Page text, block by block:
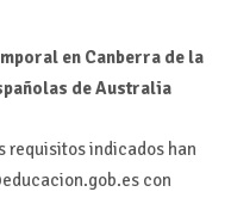
en Canberra de la
de Australia
requisitos indicados han
con